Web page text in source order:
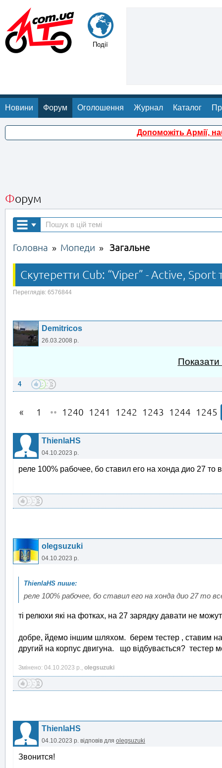
Події
Новини Форум Оголошення Журнал Каталог
Допоможіть Армії,
Форум
Головна » Мопеди » Загальне
Скутеретти Cub: “Viper” - Active, Sport
Переглядів: 6576844
Demitricos
26.03.2008 р.
Показати
4
1 •• 1240 1241 1242 1243 1244 1245
ThienlaHS
04.10.2023 р.
реле 100% рабочее, бо ставил его на хонда дио 27 то
olegsuzuki
04.10.2023 р.
реле 100% рабочее, бо ставил его на хонда дио 27 то
ті релюхи які на фотках, на 27 зарядку давати не
добре, йдемо іншим шляхом. берем тестер , ставим
другий на корпус двигуна. що відбувається? тестер
Змінено: 04.10.2023 р., olegsuzuki
ThienlaHS
04.10.2023 р. відповів для olegsuzuki
Звонится!